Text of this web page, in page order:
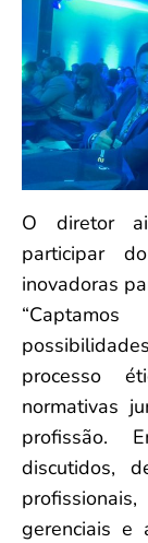
O diretor
participar
inovadoras
processo
normativas
profissão.
discutidos,
gerenciais e